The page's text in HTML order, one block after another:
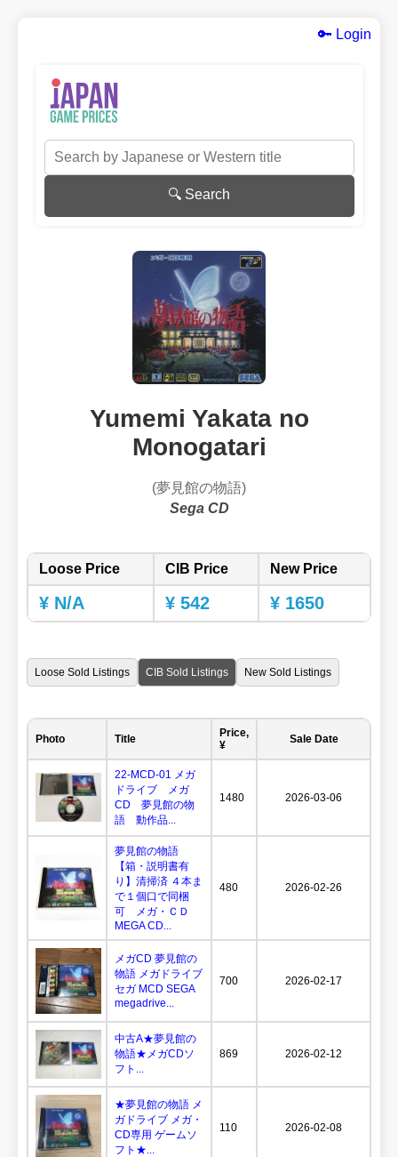
🔑 Login
🔍 Search
Yumemi Yakata no
Monogatari
(夢見館の物語)
Sega CD
Loose Price CIB Price New Price
¥ N/A ¥ 542 ¥ 1650
Loose Sold Listings CIB Sold Listings New Sold Listings
Photo Title
Price,
¥
Sale Date
22-MCD-01 メガ
ドライブ メガ
CD 夢見館の物
語 動作品...
1480 2026-03-06
夢見館の物語
【箱・説明書有
り】清掃済 ４本ま
で１個口で同梱
可 メガ・ＣＤ
MEGA CD...
480 2026-02-26
メガCD 夢見館の
物語 メガドライブ
セガ MCD SEGA
megadrive...
700 2026-02-17
中古A★夢見館の
物語★メガCDソ
フト...
869 2026-02-12
★夢見館の物語 メ
ガドライブ メガ・
CD専用 ゲームソ
フト★...
110 2026-02-08